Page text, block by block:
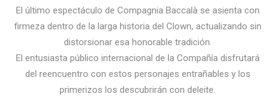
El último espectáculo de Compagnia Baccalà se asienta con
firmeza dentro de la larga historia del Clown, actualizando sin
distorsionar esa honorable tradición.
El entusiasta público internacional de la Compañía disfrutará
del reencuentro con estos personajes entrañables y los
primerizos los descubrirán con deleite.